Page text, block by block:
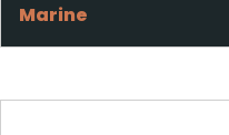
Marine